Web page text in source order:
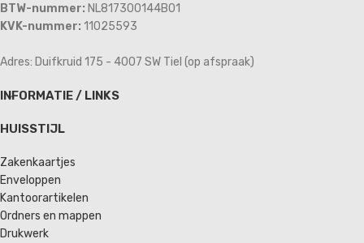
BTW-nummer: NL817300144B01
KVK-nummer: 11025593
Adres: Duifkruid 175 - 4007 SW Tiel (op afspraak)
INFORMATIE / LINKS
HUISSTIJL
Zakenkaartjes
Enveloppen
Kantoorartikelen
Ordners en mappen
Drukwerk